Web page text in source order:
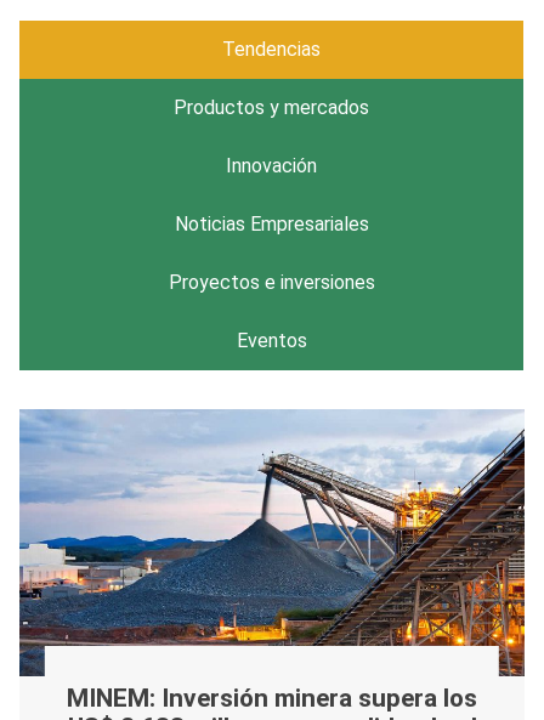
Tendencias
Productos y mercados
Innovación
Noticias Empresariales
Proyectos e inversiones
Eventos
MINEM: Inversión minera supera los